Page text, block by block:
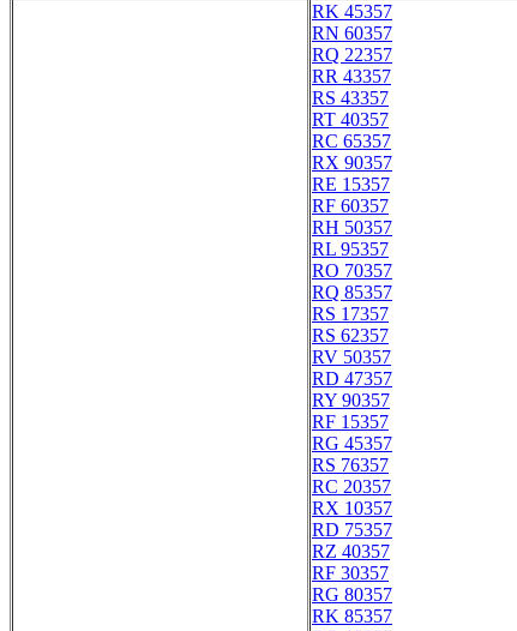
RK 45357
RN 60357
RQ 22357
RR 43357
RS 43357
RT 40357
RC 65357
RX 90357
RE 15357
RF 60357
RH 50357
RL 95357
RO 70357
RQ 85357
RS 17357
RS 62357
RV 50357
RD 47357
RY 90357
RF 15357
RG 45357
RS 76357
RC 20357
RX 10357
RD 75357
RZ 40357
RF 30357
RG 80357
RK 85357